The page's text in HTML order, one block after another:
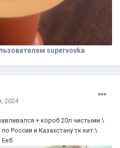
supervovka
2024
+ короб 20л чистыми \
России и Казахстану тк кит \
Екб